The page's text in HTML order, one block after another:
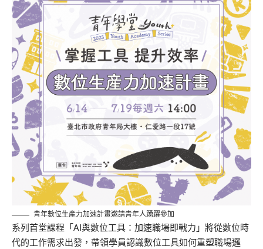
青年數位生產力加速計畫邀請青年人踴躍參加
系列首堂課程「AI與數位工具：加速職場即戰力」將從數位時
代的工作需求出發，帶領學員認識數位工具如何重塑職場邏